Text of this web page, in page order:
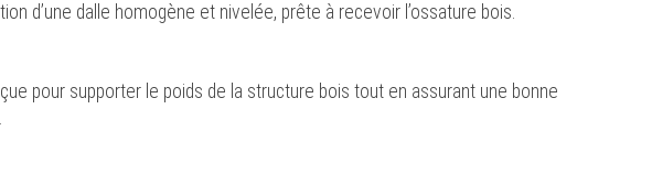
d’une dalle homogène et nivelée, prête à recevoir l’ossature bois.
pour supporter le poids de la structure bois tout en assurant une bonne